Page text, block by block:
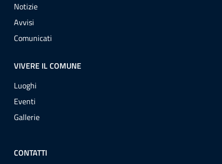
Notizie
Avvisi
Comunicati
VIVERE IL COMUNE
Luoghi
Eventi
Gallerie
CONTATTI